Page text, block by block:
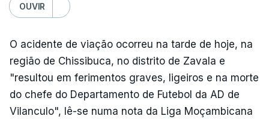
OUVIR
O acidente de viação ocorreu na tarde de hoje, na
região de Chissibuca, no distrito de Zavala e
"resultou em ferimentos graves, ligeiros e na morte
do chefe do Departamento de Futebol da AD de
Vilanculo", lê-se numa nota da Liga Moçambicana